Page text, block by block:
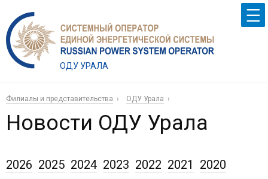
ОДУ УРАЛА
Филиалы и представительства ОДУ Урала
Новости ОДУ Урала
2026 2025 2024 2023 2022 2021
2020